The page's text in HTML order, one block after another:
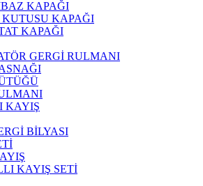
KAPAĞI
KUTUSU KAPAĞI
KAPAĞI
GERGİ RULMANI
KAYIŞ
BİLYASI
KAYIŞ SETİ